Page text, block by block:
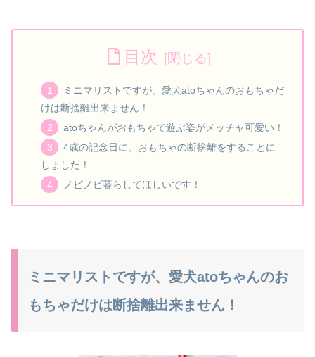
目次
ミニマリストですが、愛犬atoちゃんのおもちゃだ
けは断捨離出来ません！
atoちゃんがおもちゃで遊ぶ姿がメッチャ可愛い！
4歳の記念日に、おもちゃの断捨離をすることに
しました！
ノビノビ暮らしてほしいです！
ミニマリストですが、愛犬atoちゃんのお
もちゃだけは断捨離出来ません！